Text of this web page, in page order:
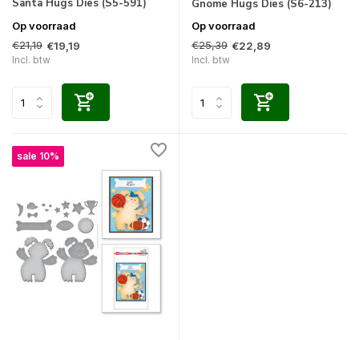
Santa Hugs Dies (S5-591)
Op voorraad
€21,19 €19,19
Incl. btw
Gnome Hugs Dies (S6-213)
Op voorraad
€25,39 €22,89
Incl. btw
sale 10%